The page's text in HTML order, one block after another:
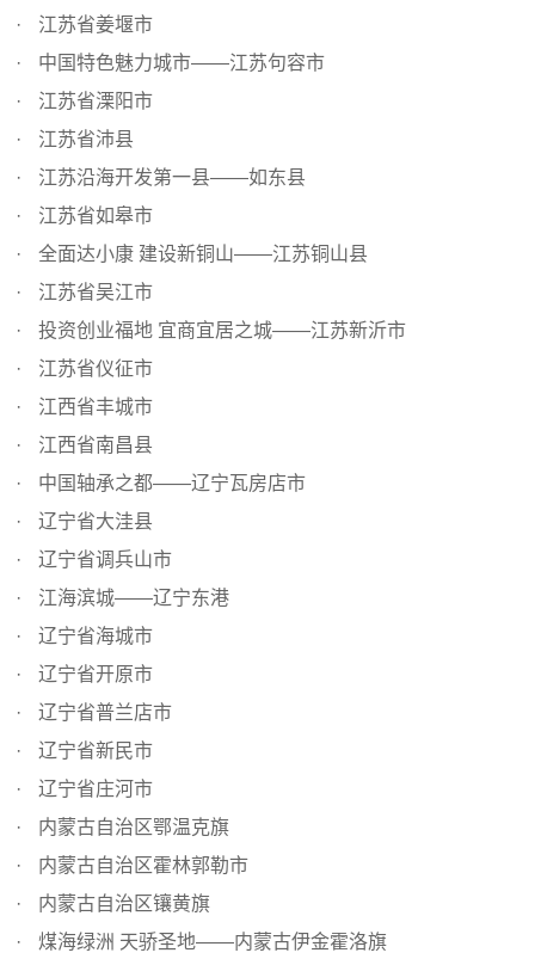
江苏省姜堰市
中国特色魅力城市——江苏句容市
江苏省溧阳市
江苏省沛县
江苏沿海开发第一县——如东县
江苏省如皋市
全面达小康 建设新铜山——江苏铜山县
江苏省吴江市
投资创业福地 宜商宜居之城——江苏新沂市
江苏省仪征市
江西省丰城市
江西省南昌县
中国轴承之都——辽宁瓦房店市
辽宁省大洼县
辽宁省调兵山市
江海滨城——辽宁东港
辽宁省海城市
辽宁省开原市
辽宁省普兰店市
辽宁省新民市
辽宁省庄河市
内蒙古自治区鄂温克旗
内蒙古自治区霍林郭勒市
内蒙古自治区镶黄旗
煤海绿洲 天骄圣地——内蒙古伊金霍洛旗